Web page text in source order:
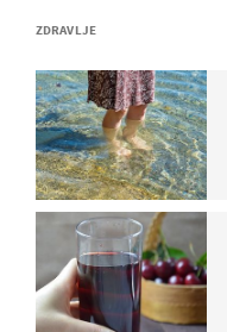
ZDRAVLJE